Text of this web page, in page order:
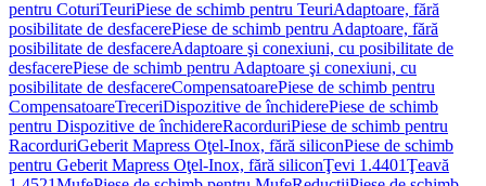
pentru CoturiTeuriPiese de schimb pentru TeuriAdaptoare, fără
posibilitate de desfacerePiese de schimb pentru Adaptoare, fără
posibilitate de desfacereAdaptoare şi conexiuni, cu posibilitate de
desfacerePiese de schimb pentru Adaptoare şi conexiuni, cu
posibilitate de desfacereCompensatoarePiese de schimb pentru
CompensatoareTreceriDispozitive de închiderePiese de schimb
pentru Dispozitive de închidereRacorduriPiese de schimb pentru
RacorduriGeberit Mapress Oţel-Inox, fără siliconPiese de schimb
pentru Geberit Mapress Oţel-Inox, fără siliconŢevi 1.4401Ţeavă